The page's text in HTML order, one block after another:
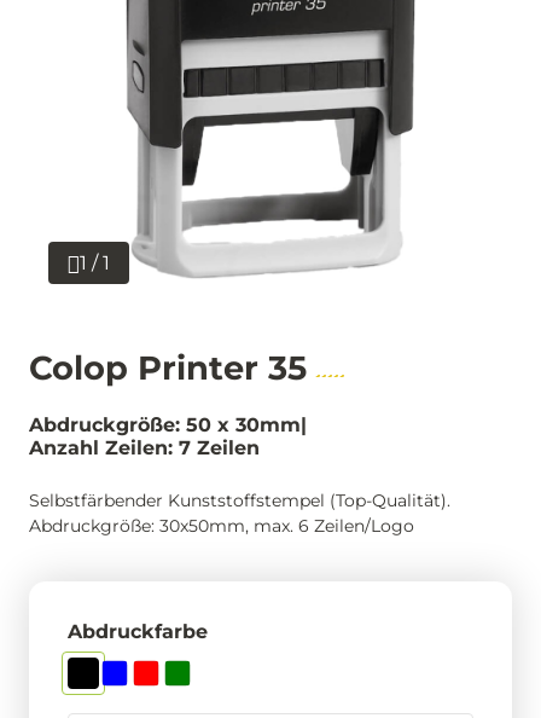
1 / 1
Colop Printer 35
Abdruckgröße: 50 x 30mm
Anzahl Zeilen: 7 Zeilen
Selbstfärbender Kunststoffstempel (Top-Qualität).
Abdruckgröße: 30x50mm, max. 6 Zeilen/Logo
Abdruckfarbe